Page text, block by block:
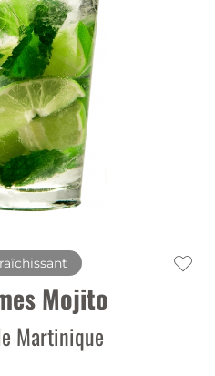
Mojito
Martinique